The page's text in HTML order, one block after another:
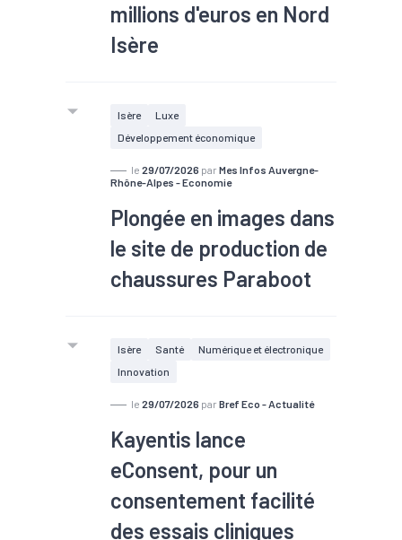
millions d'euros en Nord
Isère
Isère
Luxe
Développement économique
le 29/07/2026 par Mes Infos Auvergne-
Rhône-Alpes - Economie
Plongée en images dans
le site de production de
chaussures Paraboot
collaborateurs) produit chaque année
120 000 chaussures de la marque
Paraboot à Saint-Jean-de-Moirans.
Isère Santé
Numérique et électronique
Innovation
le 29/07/2026 par Bref Eco - Actualité
Kayentis lance
eConsent, pour un
consentement facilité
des essais cliniques